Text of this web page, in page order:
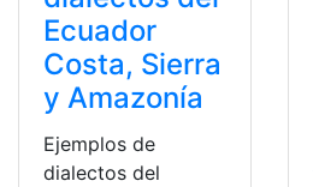
Ecuador
Costa, Sierra
y Amazonía
Ejemplos de
dialectos del